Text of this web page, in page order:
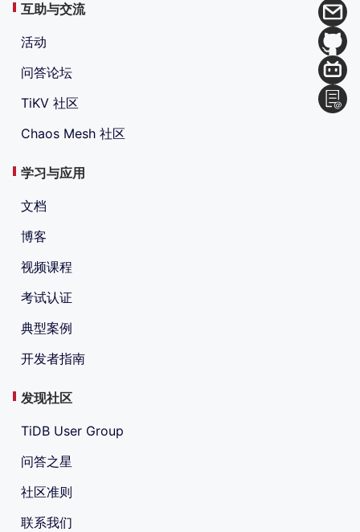
互助与交流
活动
问答论坛
TiKV 社区
Chaos Mesh 社区
学习与应用
文档
博客
视频课程
考试认证
典型案例
开发者指南
发现社区
TiDB User Group
问答之星
社区准则
联系我们